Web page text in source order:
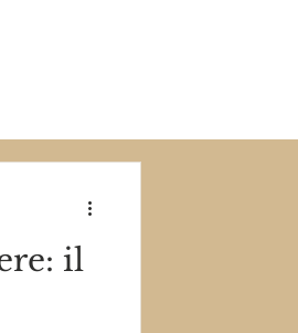
il